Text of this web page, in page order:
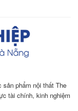
sản phẩm nội thất The
tài chính, kinh nghiệm